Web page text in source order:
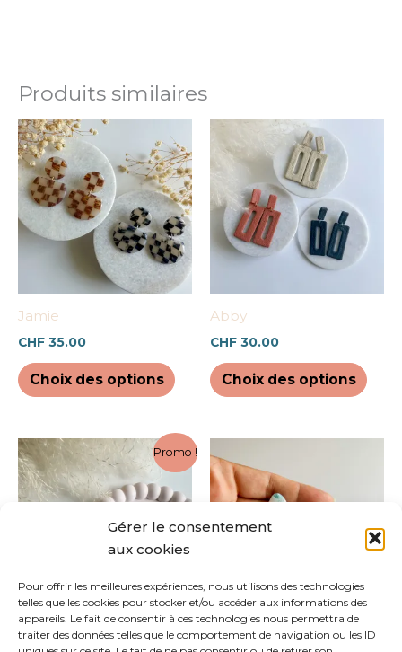
Gérer le consentement
aux cookies
Pour offrir les meilleures expériences, nous utilisons des technologies
telles que les cookies pour stocker et/ou accéder aux informations des
appareils. Le fait de consentir à ces technologies nous permettra de
traiter des données telles que le comportement de navigation ou les ID
Produits similaires
Jamie
CHF 35.00
Choix des options
produit
a
plusieurs
variations.
Les
options
peuvent
la
produit
Abby
CHF 30.00
Choix des options
Les
la
Promo !
Logan
Le
prix
initial
était :
Le
prix
actuel
est :
Ce
produit
a
options
peuvent
Emma
être